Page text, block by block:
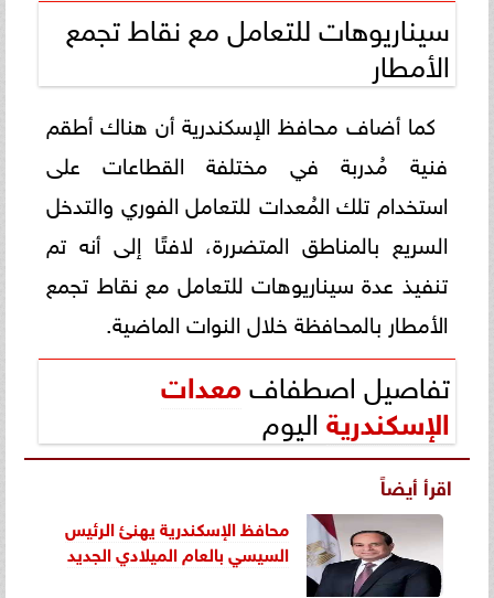
سيناريوهات للتعامل مع نقاط تجمع
الأمطار
كما أضاف محافظ الإسكندرية أن هناك أطقم
فنية مُدربة في مختلفة القطاعات على
استخدام تلك المُعدات للتعامل الفوري والتدخل
السريع بالمناطق المتضررة، لافتًا إلى أنه تم
تنفيذ عدة سيناريوهات للتعامل مع نقاط تجمع
الأمطار بالمحافظة خلال النوات الماضية.
تفاصيل اصطفافمعدات
الإسكندرية اليوم
اقرأ أيضاً
محافظ الإسكندرية يهنئ الرئيس
السيسي بالعام الميلادي الجديد